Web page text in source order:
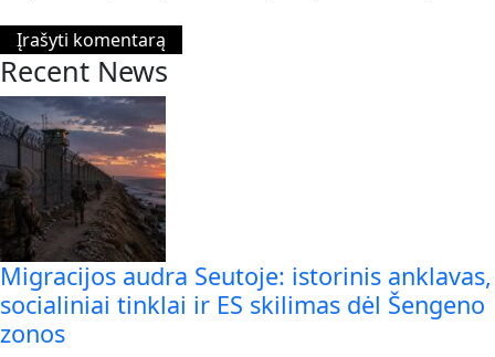
Recent News
Migracijos audra Seutoje: istorinis anklavas,
socialiniai tinklai ir ES skilimas dėl Šengeno
zonos